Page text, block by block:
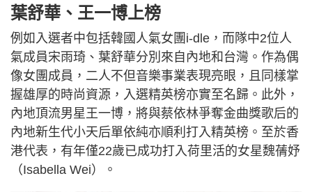
葉舒華、王一博上榜
例如入選者中包括韓國人氣女團i-dle，而隊中2位人
氣成員宋雨琦、葉舒華分別來自內地和台灣。作為偶
像女團成員，二人不但音樂事業表現亮眼，且同樣掌
握雄厚的時尚資源，入選精英榜亦實至名歸。此外，
內地頂流男星王一博，將與蔡依林爭奪金曲獎歌后的
內地新生代小天后單依純亦順利打入精英榜。至於香
港代表，有年僅22歲已成功打入荷里活的女星魏蒨妤
（Isabella Wei）。